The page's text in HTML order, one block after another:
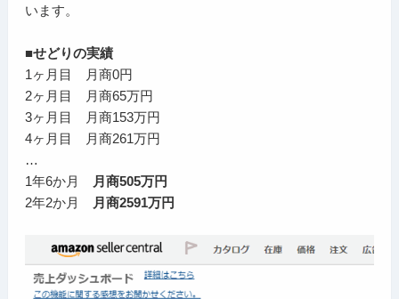
います。
■せどりの実績
1ヶ月目 月商0円
2ヶ月目 月商65万円
3ヶ月目 月商153万円
4ヶ月目 月商261万円
…
1年6か月
月商505万円
2年2か月
月商2591万円